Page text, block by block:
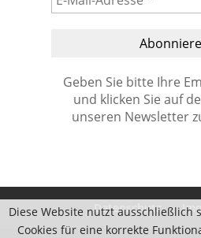
Geben Sie bitte Ihre
und klicken Sie auf
unseren Newsletter
Datenschutz
Diese Website nutzt ausschließlich
Cookies für eine korrekte